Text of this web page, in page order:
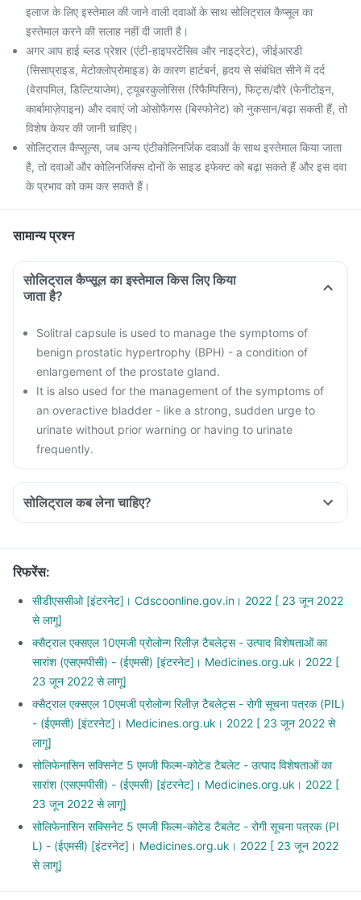
इलाज के लिए इस्तेमाल की जाने वाली दवाओं के साथ सोलिट्राल कैप्सूल का
इस्तेमाल करने की सलाह नहीं दी जाती है।
अगर आप हाई ब्लड प्रेशर (एंटी-हाइपरटेंसिव और नाइट्रेट), जीईआरडी
(सिसाप्राइड, मेटोक्लोप्रोमाइड) के कारण हार्टबर्न, हृदय से संबंधित सीने में दर्द
(वेरापमिल, डिल्टियाजेम), ट्यूबरकुलोसिस (रिफैम्पिसिन), फिट्स/दौरे (फेनीटोइन,
कार्बामाज़ेपाइन) और दवाएं जो ओसोफैगस (बिस्फोनेट) को नुकसान/बढ़ा सकती हैं, तो
विशेष केयर की जानी चाहिए।
सोलिट्राल कैप्सूल्स, जब अन्य एंटीकोलिनर्जिक दवाओं के साथ इस्तेमाल किया जाता
है, तो दवाओं और कोलिनर्जिक्स दोनों के साइड इफेक्ट को बढ़ा सकते हैं और इस दवा
के प्रभाव को कम कर सकते हैं।
सामान्य प्रश्न
सोलिट्राल कैप्सूल का इस्तेमाल किस लिए किया
जाता है?
Solitral capsule is used to manage the symptoms of
benign prostatic hypertrophy (BPH) - a condition of
enlargement of the prostate gland.
It is also used for the management of the symptoms of
an overactive bladder - like a strong, sudden urge to
urinate without prior warning or having to urinate
frequently.
सोलिट्राल कब लेना चाहिए?
Solitral capsule should be taken exactly as prescribed by
This medicine should preferably be taken after a meal.
It is recommended to take this medicine at the same time
every day for optimal benefits.
रिफरेंस:
सीडीएससीओ [इंटरनेट]। Cdscoonline.gov.in। 2022 [ 23 जून 2022
से लागू]
क्सैट्राल एक्सएल 10एमजी प्रोलोन्ग रिलीज़ टैबलेट्स - उत्पाद विशेषताओं का
सारांश (एसएमपीसी) - (ईएमसी) [इंटरनेट]। Medicines.org.uk। 2022 [
23 जून 2022 से लागू]
क्सैट्राल एक्सएल 10एमजी प्रोलोन्ग रिलीज़ टैबलेट्स - रोगी सूचना पत्रक (PIL)
- (ईएमसी) [इंटरनेट]। Medicines.org.uk। 2022 [ 23 जून 2022 से
लागू]
सोलिफेनासिन सक्सिनेट 5 एमजी फिल्म-कोटेड टैबलेट - उत्पाद विशेषताओं का
सारांश (एसएमपीसी) - (ईएमसी) [इंटरनेट]। Medicines.org.uk। 2022 [
23 जून 2022 से लागू]
सोलिफेनासिन सक्सिनेट 5 एमजी फिल्म-कोटेड टैबलेट - रोगी सूचना पत्रक (PI
L) - (ईएमसी) [इंटरनेट]। Medicines.org.uk। 2022 [ 23 जून 2022
से लागू]